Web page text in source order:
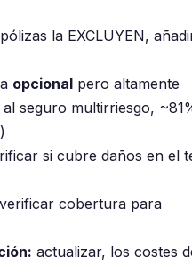
la EXCLUYEN,
opcional pero altamente
seguro multirriesgo,
si cubre daños en el
verificar cobertura para
actualizar, los costes